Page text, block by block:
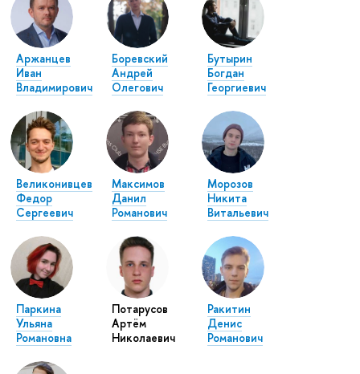
Аржанцев
Иван
Владимирович
Боревский
Андрей
Олегович
Бутырин
Богдан
Георгиевич
Великонивцев
Федор
Сергеевич
Максимов
Данил
Романович
Морозов
Никита
Витальевич
Паркина
Ульяна
Романовна
Потарусов
Артём
Николаевич
Ракитин
Денис
Романович